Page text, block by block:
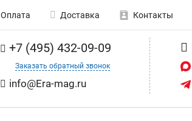
Оплата Доставка Контакты
+7 (495) 432-09-09
Заказать обратный звонок
info@Era-mag.ru